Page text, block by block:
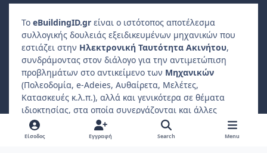
Το eBuildingID.gr είναι ο ιστότοπος αποτέλεσμα
συλλογικής δουλειάς εξειδικευμένων μηχανικών που
εστιάζει στην Ηλεκτρονική Ταυτότητα Ακινήτου,
συνδράμοντας στον διάλογο για την αντιμετώπιση
προβλημάτων στο αντικείμενο των Μηχανικών
(Πολεοδομία, e-Adeies, Αυθαίρετα, Μελέτες,
Κατασκευές κ.λ.π.), αλλά και γενικότερα σε θέματα
ιδιοκτησίας, στα οποία συνεργάζονται και άλλες
επαγγελματικές ενώσεις, όπως
Δικηγόροι
Συμβολαιογράφοι Φοροτεχνικοί
κ.λ.π..
Είσοδος Εγγραφή Search Menu